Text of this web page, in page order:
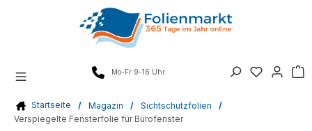
Mo-Fr 9-16 Uhr
Startseite / Magazin / Sichtschutzfolien
/
Verspiegelte Fensterfolie für Bürofenster